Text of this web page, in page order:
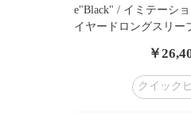
e"Black" / イミテーシ
イヤードロングスリー
￥
クイック